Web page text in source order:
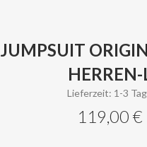
JUMPSUIT
HERREN-
Lieferzeit: 1-3
119,00 €